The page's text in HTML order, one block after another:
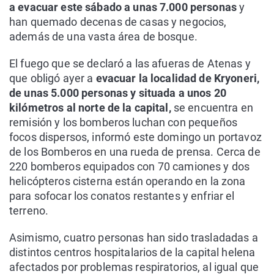
a evacuar este sábado a unas 7.000 personasy
han quemado decenas de casas y negocios,
además de una vasta área de bosque.
El fuego que se declaró a las afueras de Atenas y
que obligó ayer a evacuar la localidad de Kryoneri,
de unas 5.000 personas y situada a unos 20
kilómetros al norte de la capital,se encuentra en
remisión y los bomberos luchan con pequeños
focos dispersos, informó este domingo un portavoz
de los Bomberos en una rueda de prensa. Cerca de
220 bomberos equipados con 70 camiones y dos
helicópteros cisterna están operando en la zona
para sofocar los conatos restantes y enfriar el
terreno.
Asimismo, cuatro personas han sido trasladadas a
distintos centros hospitalarios de la capital helena
afectados por problemas respiratorios, al igual que